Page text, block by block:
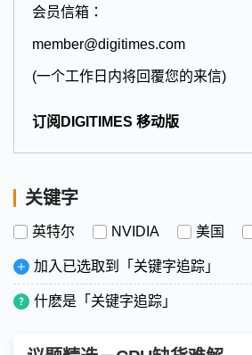
会员信箱：
member@digitimes.com
(一个工作日内将回覆您的来信)
订阅DIGITIMES 移动版
关键字
英特尔 NVIDIA 美国
加入已选取到「关键字追踪」
什麽是「关键字追踪」